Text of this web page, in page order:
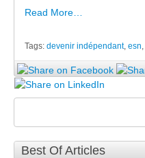
Read More…
Tags: devenir indépendant, esn,
Best Of Articles